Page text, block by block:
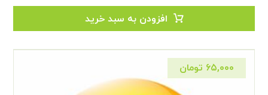
افزودن به سبد خرید
۶۵,۰۰۰ تومان